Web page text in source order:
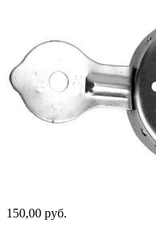
150,00 руб.